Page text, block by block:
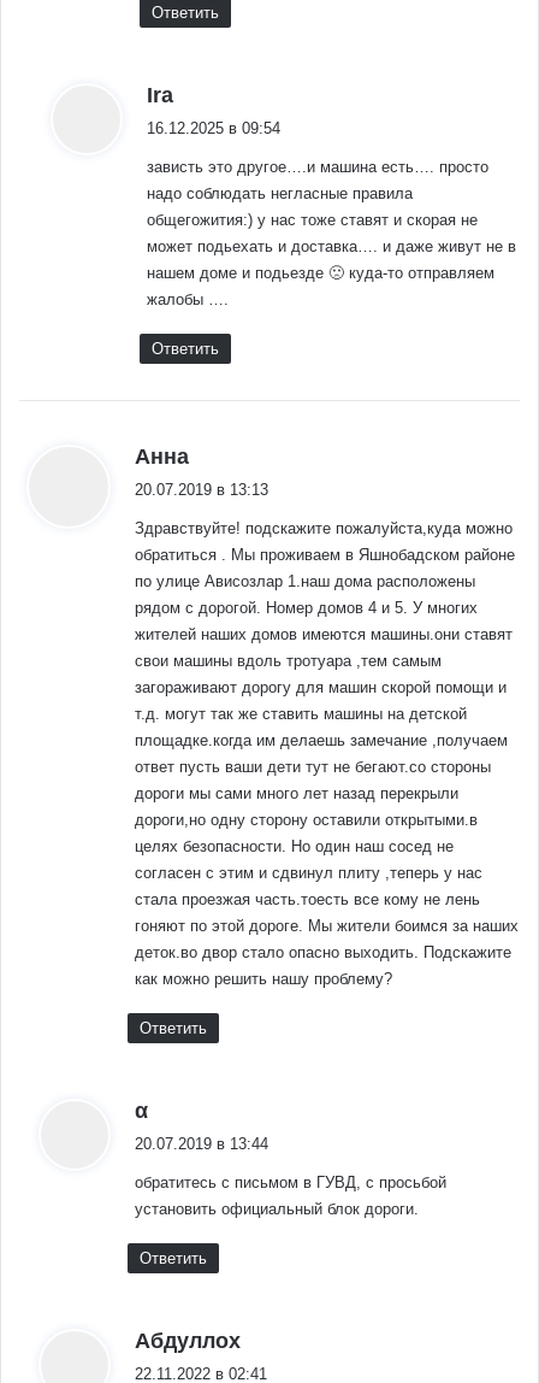
Ответить
Ira
16.12.2025 в 09:54
зависть это другое….и машина есть…. просто
надо соблюдать негласные правила
общегожития:) у нас тоже ставят и скорая не
может подьехать и доставка…. и даже живут не в
нашем доме и подьезде 🙁 куда-то отправляем
жалобы ….
Ответить
Анна
20.07.2019 в 13:13
Здравствуйте! подскажите пожалуйста,куда можно
обратиться . Мы проживаем в Яшнобадском районе
по улице Ависозлар 1.наш дома расположены
рядом с дорогой. Номер домов 4 и 5. У многих
жителей наших домов имеются машины.они ставят
свои машины вдоль тротуара ,тем самым
загораживают дорогу для машин скорой помощи и
т.д. могут так же ставить машины на детской
площадке.когда им делаешь замечание ,получаем
ответ пусть ваши дети тут не бегают.со стороны
дороги мы сами много лет назад перекрыли
дороги,но одну сторону оставили открытыми.в
целях безопасности. Но один наш сосед не
согласен с этим и сдвинул плиту ,теперь у нас
стала проезжая часть.тоесть все кому не лень
гоняют по этой дороге. Мы жители боимся за наших
деток.во двор стало опасно выходить. Подскажите
как можно решить нашу проблему?
Ответить
α
20.07.2019 в 13:44
обратитесь с письмом в ГУВД, с просьбой
установить официальный блок дороги.
Ответить
Абдуллох
22.11.2022 в 02:41